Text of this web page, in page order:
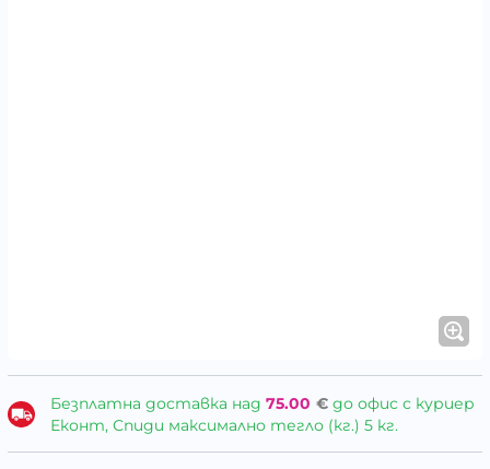
Безплатна доставка над 75.00 €до офис с куриер
Еконт, Спиди максимално тегло (кг.) 5 кг.